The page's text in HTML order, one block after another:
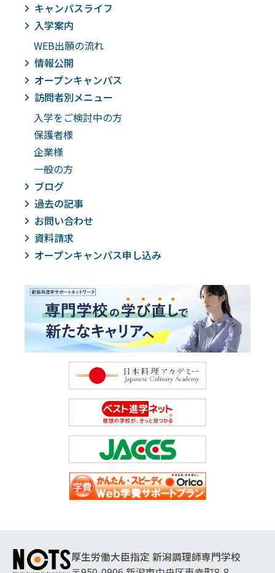
キャンパスライフ
入学案内
WEB出願の流れ
情報公開
オープンキャンパス
訪問者別メニュー
入学をご検討中の方
保護者様
企業様
一般の方
ブログ
過去の記事
お問い合わせ
資料請求
オープンキャンパス申し込み
厚生労働大臣指定 新潟調理師専門学校